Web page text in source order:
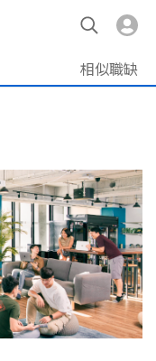
相似職缺